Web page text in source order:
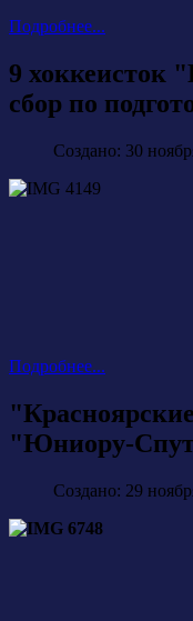
Подробнее...
9
сбор по
Создано: 30
Подробнее...
"Юниору-
Создано: 29